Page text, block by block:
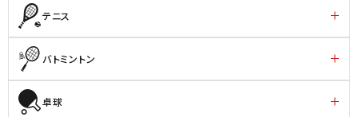
テニス
バトミントン
卓球